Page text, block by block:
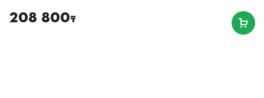
208 800₸